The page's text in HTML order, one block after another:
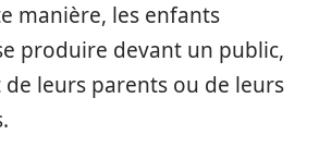
manière, les enfants
produire devant un public,
de leurs parents ou de leurs